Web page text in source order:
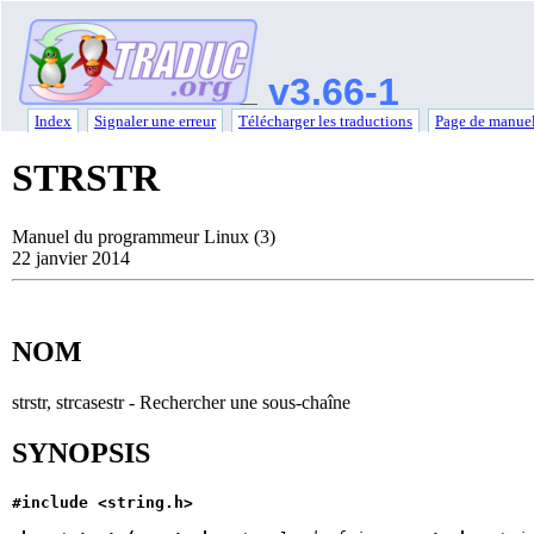
v3.66-1
Index Signaler une erreur Télécharger les traductions Page de
STRSTR
Manuel du programmeur Linux (3)
22 janvier 2014
NOM
strstr, strcasestr - Rechercher une sous-chaîne
SYNOPSIS
#include <string.h>